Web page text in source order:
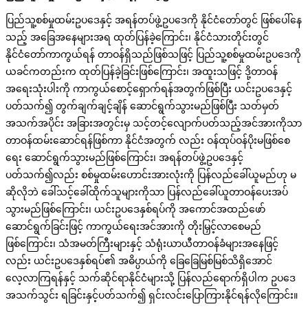
ပြည်သူ့စစ်မှုထမ်းဥပဒေနှင့် အရန်တပ်ဖွဲ့ဥပဒေကို နိုင်ငံတော်တွင် ဖြစ်ပေါ်နေ
သည့် အခြေအနေများအရ ထုတ်ပြန်ခဲ့ကြောင်း၊ နိုင်ငံသားတိုင်းတွင်
နိုင်ငံတော်ကာကွယ်ရန် တာဝန်ရှိသည်ဖြစ်သဖြင့် ပြည်သူ့စစ်မှုထမ်းဥပဒေကို
ယခင်ကတည်းက ထုတ်ပြန်ခဲ့ခြင်းဖြစ်ကြောင်း၊ အထူးသဖြင့် ဒို့တာဝန်
အရေးသုံးပါးကို ကာကွယ်စောင့်ရှောက်ရန်အတွက်ဖြစ်ပြီး ယင်းဥပဒေနှင့်
ပတ်သက်၍ တွက်ချက်ချင့်ချိန် ဆောင်ရွက်သွားမည်ဖြစ်ပြီး သတ်မှတ်
အသက်အပိုင်း အခြားအတွင်းမှ သင့်တင့်လျောက်ပတ်သည့်အင်အားကိုသာ
တာဝန်ထမ်းဆောင်ရန်ဖြစ်ကာ နိုင်ငံအတွက် လည်း ဝန်ထုပ်ဝန်ပိုးမဖြစ်စေ
ရေး ဆောင်ရွက်သွားမည်ဖြစ်ကြောင်း၊ အရန်တပ်ဖွဲ့ဥပဒေနှင့်
ပတ်သက်၍လည်း စစ်မှုထမ်းဟောင်းအားလုံးကို ပြန်လည်ခေါ်ယူမည်ဟု မ
ဆိုလိုဘဲ ခေါ်သင့်ခေါ်ထိုက်သူများကိုသာ ပြန်လည်ခေါ်ယူတာဝန်ပေးအပ်
သွားမည်ဖြစ်ကြောင်း၊ ယင်းဥပဒေနှစ်ရပ်ကို အကောင်အထည်ဖော်
ဆောင်ရွက်ခြင်းဖြင့် ကာကွယ်ရေးအင်အားကို တိုးမြှင့်လာစေမည်
ဖြစ်ကြောင်း၊ သံအမတ်ကြီးများနှင့် သံရုံးယာယီတာဝန်ခံများအနေဖြင့်
လည်း ယင်းဥပဒေနှစ်ရပ်၏ အဓိပ္ပာယ်ကို ခြေခြေမြစ်မြစ်သိရှိအောင်
လေ့လာကြရန်နှင့် သက်ဆိုင်ရာနိုင်ငံများသို့ ပြန်လည်ရောက်ရှိပါက ဥပဒေ
အသက်သွင်း ရခြင်းနှင့်ပတ်သက်၍ ရှင်းလင်းပြောကြားနိုင်ရန်လိုကြောင်း။